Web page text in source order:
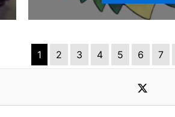
1 2 3 4 5 6 7